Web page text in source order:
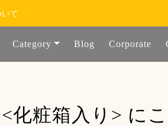
て
Category Blog Corporate
<化粧箱入り> に